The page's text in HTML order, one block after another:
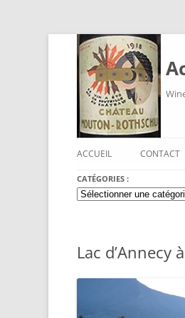
ACCUEIL CONTACT
CATÉGORIES :
Catégories
:
Lac d’Annecy